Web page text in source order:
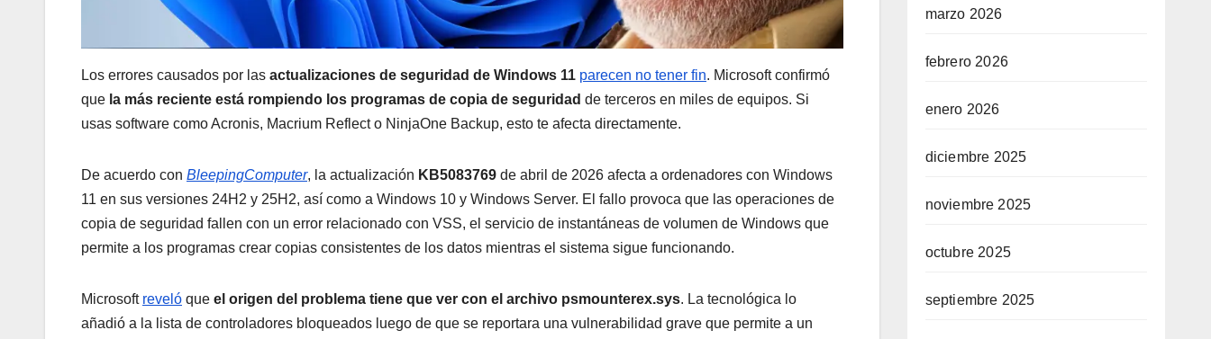
Los errores causados por las actualizaciones de seguridad de Windows 11 parecen no tener fin. Microsoft confirmó
que la más reciente está rompiendo los programas de copia de seguridad de terceros en miles de equipos. Si
usas software como Acronis, Macrium Reflect o NinjaOne Backup, esto te afecta directamente.
De acuerdo con BleepingComputer, la actualización KB5083769 de abril de 2026 afecta a ordenadores con Windows
11 en sus versiones 24H2 y 25H2, así como a Windows 10 y Windows Server. El fallo provoca que las operaciones de
copia de seguridad fallen con un error relacionado con VSS, el servicio de instantáneas de volumen de Windows que
permite a los programas crear copias consistentes de los datos mientras el sistema sigue funcionando.
Microsoft reveló que el origen del problema tiene que ver con el archivo psmounterex.sys. La tecnológica lo
añadió a la lista de controladores bloqueados luego de que se reportara una vulnerabilidad grave que permite a un
marzo 2026
febrero 2026
enero 2026
diciembre 2025
noviembre 2025
octubre 2025
septiembre 2025